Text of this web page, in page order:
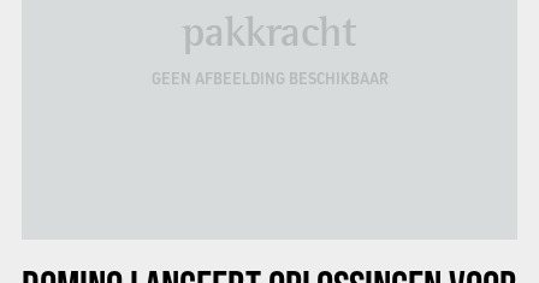
pakkracht
GEEN AFBEELDING BESCHIKBAAR